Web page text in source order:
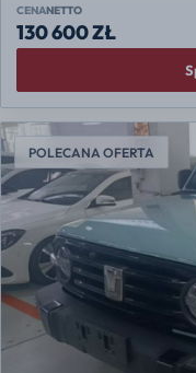
CENANETTO
130 600 ZŁ
POLECANA OFERTA